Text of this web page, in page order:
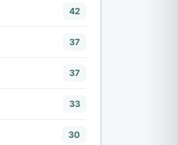
42
37
37
33
30